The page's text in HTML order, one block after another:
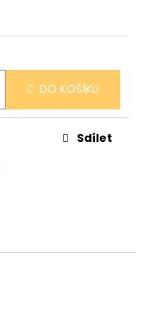
DO KOŠÍKU
Sdílet